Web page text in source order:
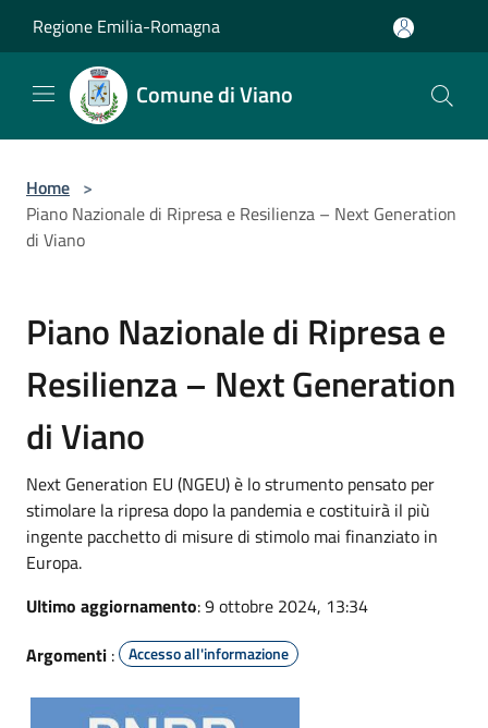
Regione Emilia-Romagna
Comune di Viano
Home >
Piano Nazionale di Ripresa e Resilienza – Next Generation
di Viano
Piano Nazionale di Ripresa e
Resilienza – Next Generation
di Viano
Next Generation EU (NGEU) è lo strumento pensato per
stimolare la ripresa dopo la pandemia e costituirà il più
ingente pacchetto di misure di stimolo mai finanziato in
Europa.
Ultimo aggiornamento: 9 ottobre 2024, 13:34
Argomenti : Accesso all'informazione